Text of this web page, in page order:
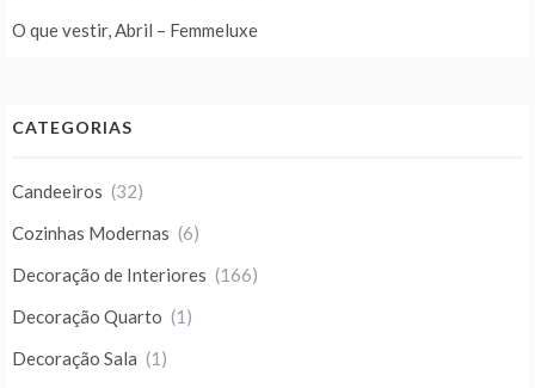
O que vestir, Abril – Femmeluxe
CATEGORIAS
Candeeiros (32)
Cozinhas Modernas (6)
Decoração de Interiores (166)
Decoração Quarto (1)
Decoração Sala (1)